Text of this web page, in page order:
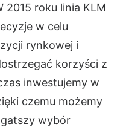
2015 roku linia KLM
w celu
rynkowej i
korzyści z
inwestujemy w
czemu możemy
wybór